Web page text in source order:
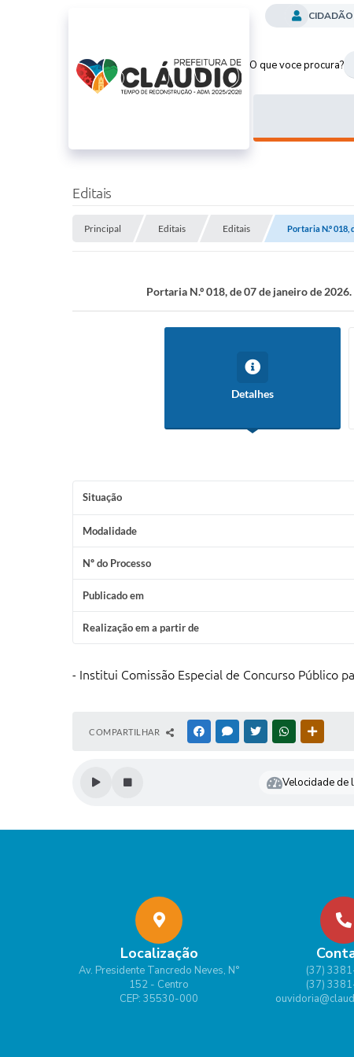
O que voce procura?
CIDADÃO
Editais
Principal Editais Editais Portaria N.º 018,
Portaria N.º 018, de 07 de janeiro de
Detalhes
Situação
Modalidade
Nº do Processo
Publicado em
Realização em a partir de
- Institui Comissão Especial de Concurso Público
COMPARTILHAR FACEBOOKMESSENGER
TWITTERWHATSAPP
Velocidade de
Localização
Av. Presidente Tancredo Neves, N°
152 - Centro
CEP: 35530-000
(37)
(37)